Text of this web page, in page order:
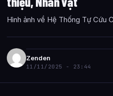
Hình ảnh về Hệ Thống Tự Cứu
Zenden
11/11/2025 - 23:44